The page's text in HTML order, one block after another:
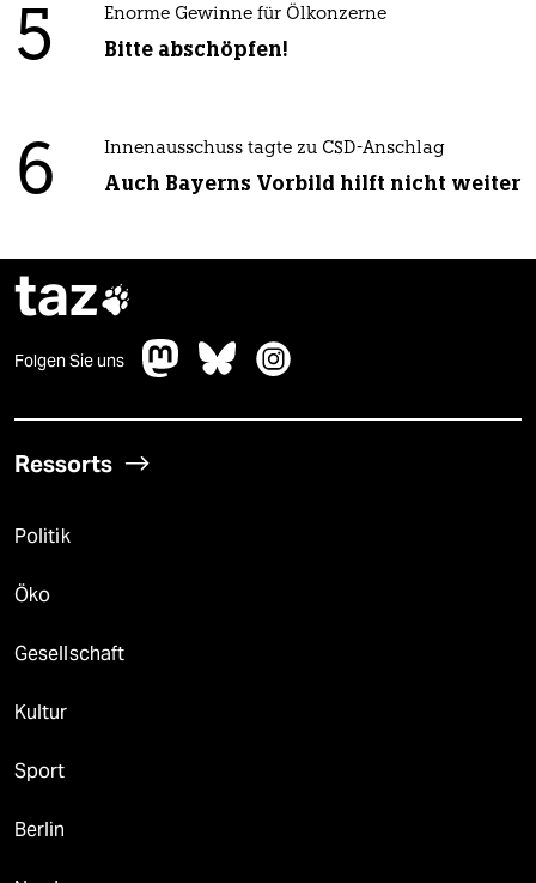
5 Enorme Gewinne für Ölkonzerne
Bitte abschöpfen!
6 Innenausschuss tagte zu CSD-Anschlag
Auch Bayerns Vorbild hilft nicht weiter
taz
Folgen Sie uns
Ressorts
Politik
Öko
Gesellschaft
Kultur
Sport
Berlin